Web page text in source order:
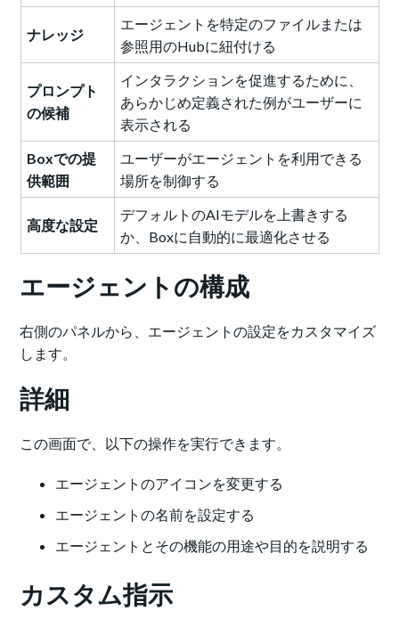
ナレッジ
エージェントを特定のファイルまたは
参照用のHubに紐付ける
プロンプト
の候補
インタラクションを促進するために、
あらかじめ定義された例がユーザーに
表示される
Boxでの提
供範囲
ユーザーがエージェントを利用できる
場所を制御する
高度な設定
デフォルトのAIモデルを上書きする
か、Boxに自動的に最適化させる
エージェントの構成
右側のパネルから、エージェントの設定をカスタマイズ
します。
詳細
この画面で、以下の操作を実行できます。
エージェントのアイコンを変更する
エージェントの名前を設定する
エージェントとその機能の用途や目的を説明する
カスタム指示